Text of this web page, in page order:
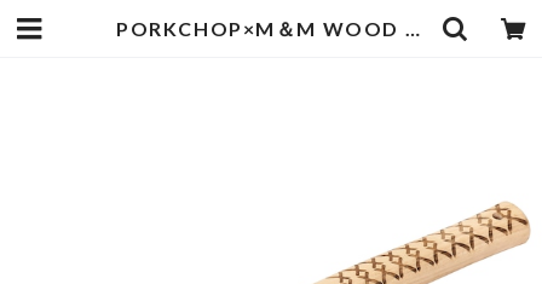
PORKCHOP×M＆M WOOD HAMMER | PORKCHOP GARAGE SUPPLY